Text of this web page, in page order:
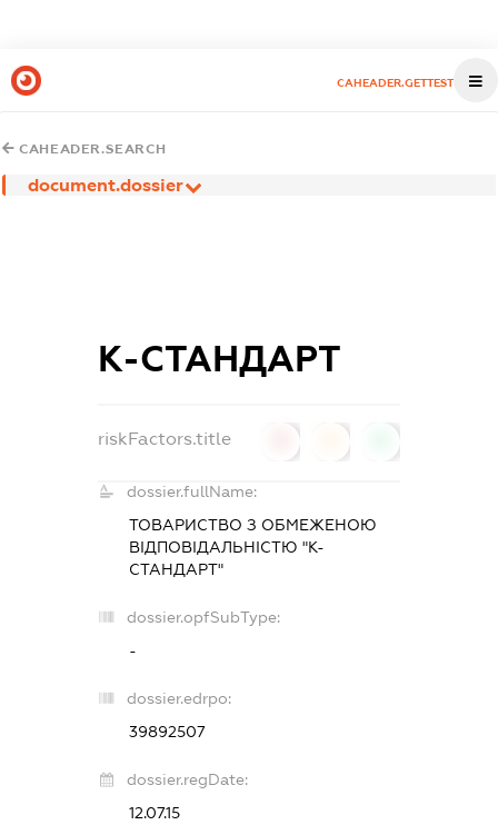
CAHEADER.GETTEST
CAHEADER.SEARCH
document.dossier
К-СТАНДАРТ
riskFactors.title
dossier.fullName:
ТОВАРИСТВО З ОБМЕЖЕНОЮ
ВІДПОВІДАЛЬНІСТЮ "К-
СТАНДАРТ"
dossier.opfSubType:
-
dossier.edrpo:
39892507
dossier.regDate:
12.07.15